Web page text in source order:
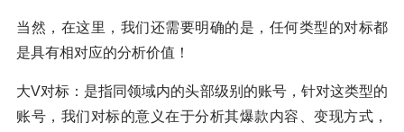
当然，在这里，我们还需要明确的是，任何类型的对标都
是具有相对应的分析价值！
大V对标：是指同领域内的头部级别的账号，针对这类型的
账号，我们对标的意义在于分析其爆款内容、变现方式，